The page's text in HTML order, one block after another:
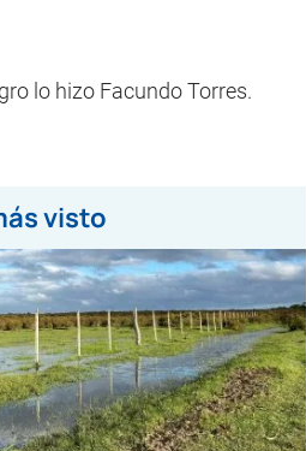
lo hizo Facundo Torres.
visto